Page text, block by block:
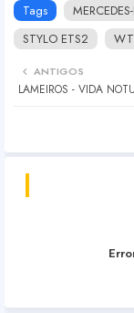
Tags
STYLO ETS2
ANTIGOS
LAMEIROS - VIDA